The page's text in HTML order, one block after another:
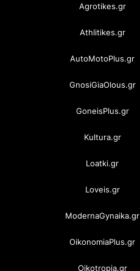
Agrotikes.gr
Athlitikes.gr
AutoMotoPlus.gr
GnosiGiaOlous.gr
GoneisPlus.gr
Kultura.gr
Loatki.gr
Loveis.gr
ModernaGynaika.gr
OikonomiaPlus.gr
Oikotropia.gr